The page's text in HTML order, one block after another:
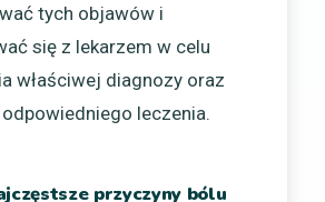
tych objawów i
się z lekarzem w celu
właściwej diagnozy oraz
leczenia.
przyczyny bólu